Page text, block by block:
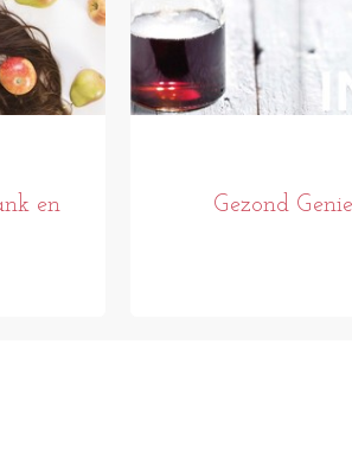
en
Gezond